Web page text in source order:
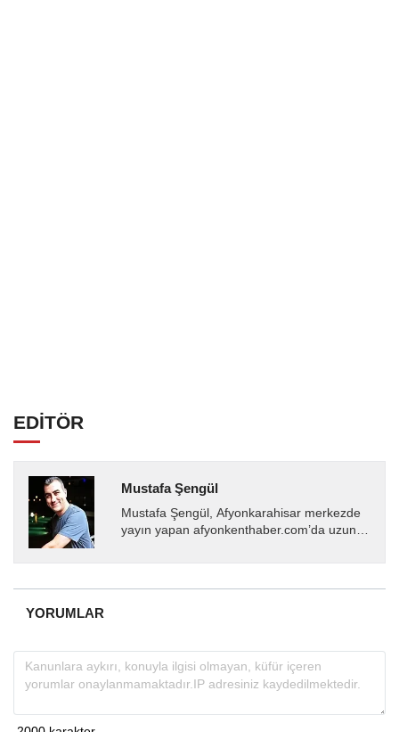
EDİTÖR
Mustafa Şengül
Mustafa Şengül, Afyonkarahisar merkezde
yayın yapan afyonkenthaber.com’da uzun
almakta, haber akışı...
YORUMLAR